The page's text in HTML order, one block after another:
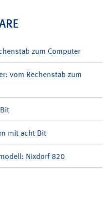
zum Computer
vom Rechenstab zum
mit acht Bit
Nixdorf 820